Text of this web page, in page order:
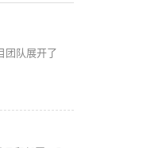
团队展开了